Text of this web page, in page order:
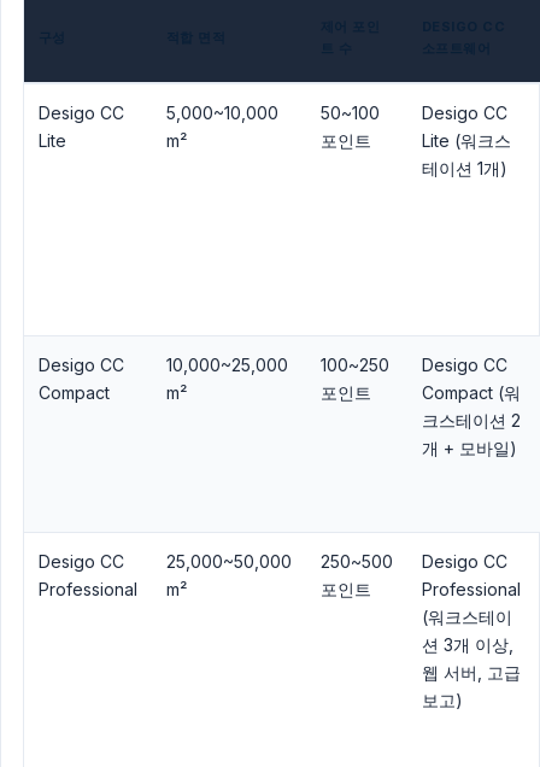
Desigo CC
Lite
5,000~10,000
m²
50~100
포인트
Desigo CC
Lite (워크스
테이션 1개)
Desigo CC
Compact
10,000~25,000
m²
100~250
포인트
Desigo CC
Compact (워
크스테이션 2
개 + 모바일)
Desigo CC
Professional
25,000~50,000
m²
250~500
포인트
Desigo CC
Professional
(워크스테이
션 3개 이상,
웹 서버, 고급
보고)